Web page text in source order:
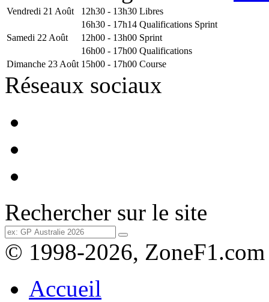
Vendredi 21 Août 12h30 - 13h30 Libres
16h30 - 17h14 Qualifications Sprint
Samedi 22 Août
12h00 - 13h00 Sprint
16h00 - 17h00 Qualifications
Dimanche 23 Août 15h00 - 17h00 Course
Réseaux sociaux
Rechercher sur le site
© 1998-2026, ZoneF1.com
Accueil